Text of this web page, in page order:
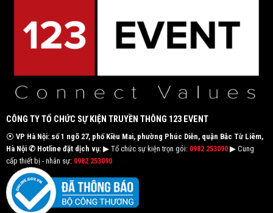
CÔNG TY TỔ CHỨC SỰ KIỆN TRUYỀN THÔNG 123 EVENT
⦿ VP Hà Nội: số 1 ngõ 27, phố Kiều Mai, phường Phúc Diễn, quận Bắc Từ Liêm,
Hà Nội ✆ Hotline đặt dịch vụ:▶ Tổ chức sự kiện trọn gói: 0982 253090▶ Cung
cấp thiết bị - nhân sự: 0982 253090